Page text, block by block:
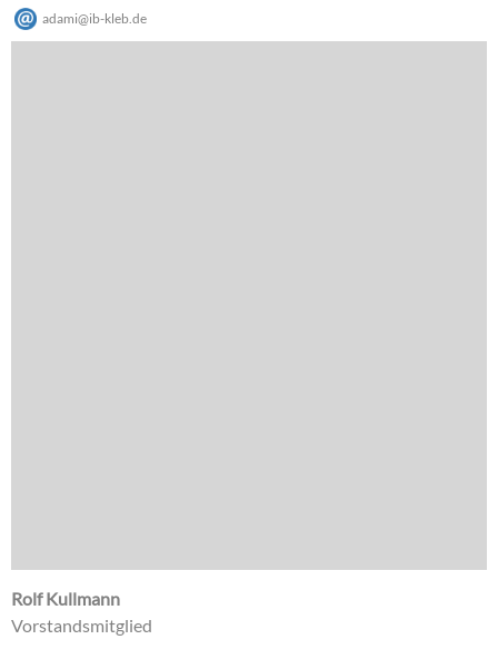
adami@ib-kleb de
Rolf Kullmann
Vorstandsmitglied